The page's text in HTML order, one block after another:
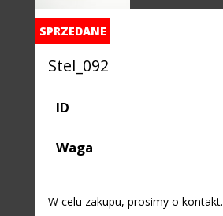
SPRZEDANE
Stel_092
ID
Waga
W celu zakupu, prosimy o kontakt.